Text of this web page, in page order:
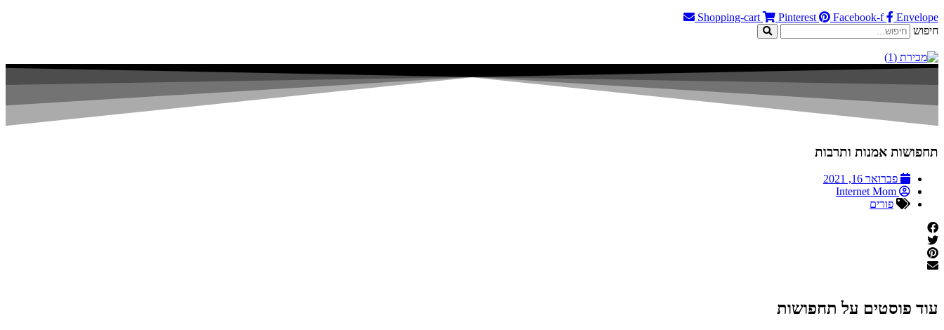
Shopping-cart
Pinterest Facebook-f
Envelope
חיפוש
תחפושות אמנות ותרבות
פברואר 16, 2021
Internet Mom
פורים
עוד פוסטים על תחפושות